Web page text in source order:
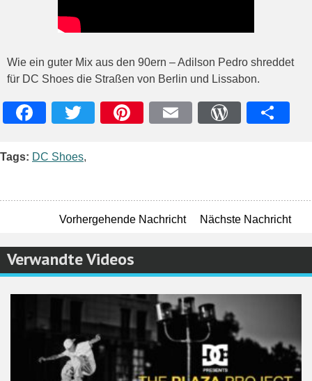
Wie ein guter Mix aus den 90ern – Adilson Pedro shreddet
für DC Shoes die Straßen von Berlin und Lissabon.
Tags: DC Shoes,
Vorhergehende Nachricht Nächste Nachricht
Verwandte Videos